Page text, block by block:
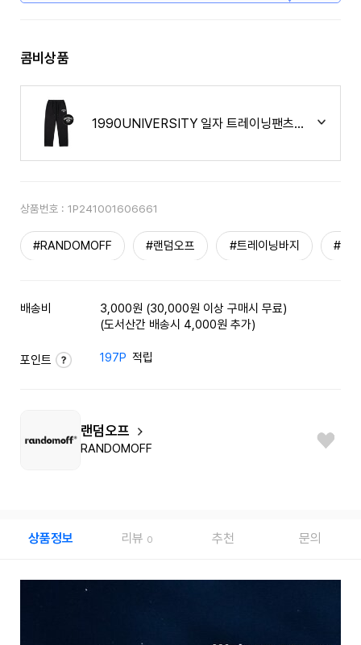
콤비상품
1990UNIVERSITY 일자 트레이닝팬츠 블랙
상품번호 : 1P241001606661
#RANDOMOFF #랜덤오프 #트레이닝바지 #스
배송비
3,000원 (30,000원 이상 구매시 무료)
(도서산간 배송시 4,000원 추가)
포인트 197P 적립
랜덤오프
RANDOMOFF
상품정보 리뷰 0 추천 문의